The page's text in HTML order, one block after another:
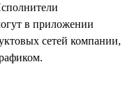
в приложении
сетей компании,